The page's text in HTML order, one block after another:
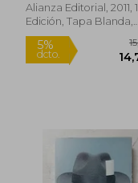
Alianza Editorial, 2011, 1
Edición, Tapa Blanda,
Nuevo